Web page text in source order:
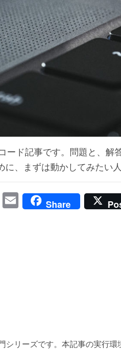
ード記事です。問題と、解
、まずは動かしてみたい
Message
EmailShare
リーズです。本記事の実行環